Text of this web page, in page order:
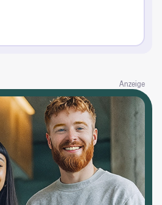
Anzeige